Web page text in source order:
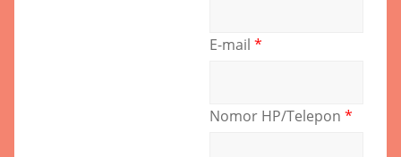
E-mail *
Nomor HP/Telepon *